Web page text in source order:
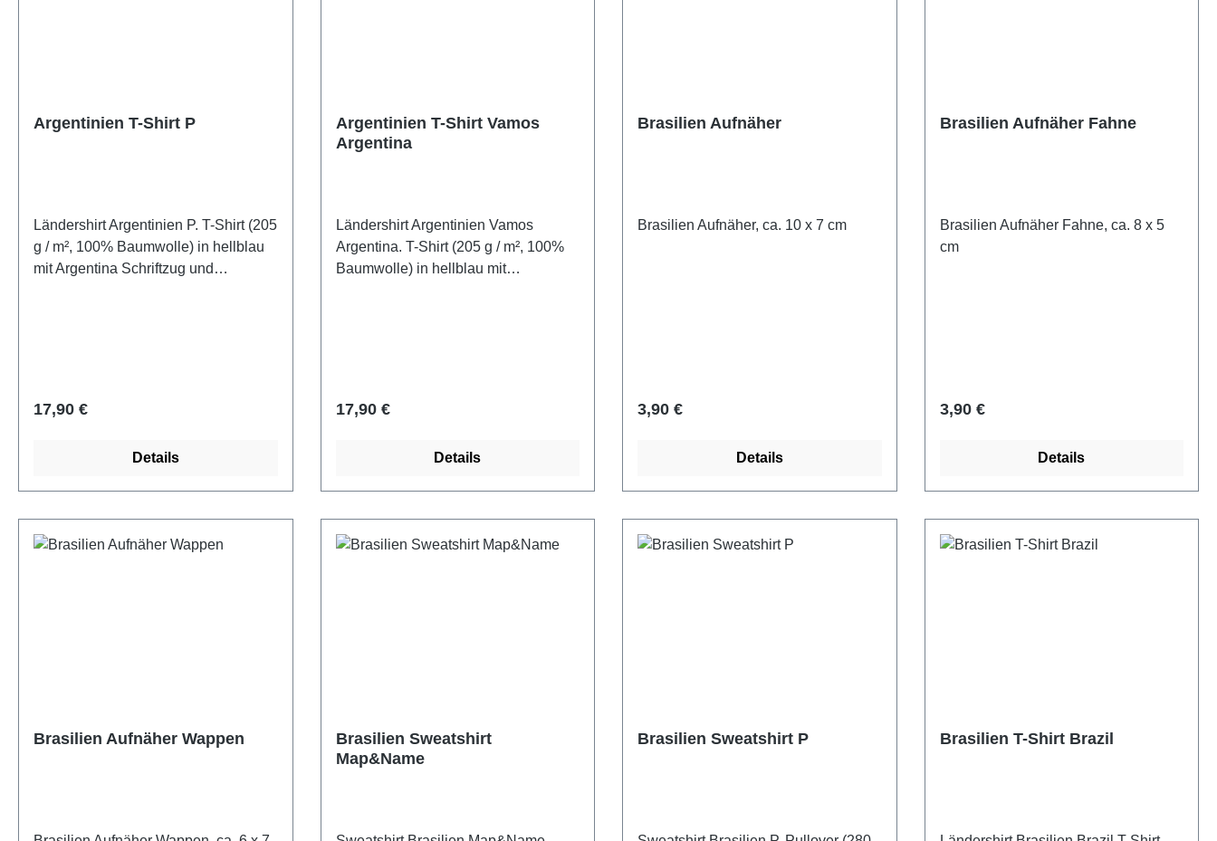
Argentinien T-Shirt P
Ländershirt Argentinien P. T-Shirt (205
g / m², 100% Baumwolle) in hellblau
mit Argentina Schriftzug und
Regulärer Preis:
17,90 €
Details
Argentinien T-Shirt Vamos
Argentina
Ländershirt Argentinien Vamos
Argentina. T-Shirt (205 g / m², 100%
Baumwolle) in hellblau mit
Regulärer Preis:
17,90 €
Details
Brasilien Aufnäher
Brasilien Aufnäher, ca. 10 x 7 cm
Regulärer Preis:
3,90 €
Details
Brasilien Aufnäher Fahne
Brasilien Aufnäher Fahne, ca. 8 x 5
cm
Regulärer Preis:
3,90 €
Details
Brasilien Aufnäher Wappen
Brasilien Sweatshirt
Map&Name
Brasilien Sweatshirt P Brasilien T-Shirt Brazil